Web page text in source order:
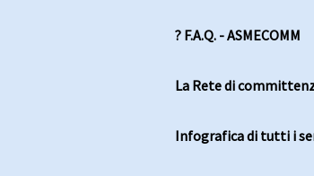
? F.A.Q. - ASMECOMM
La Rete di
Infografica di tutti i